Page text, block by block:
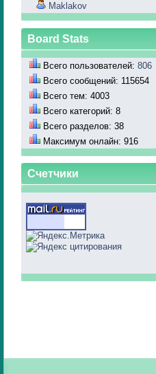
Maklakov
Board Stats
Всего пользователей: 806
Всего сообщений: 115654
Всего тем: 4003
Всего категорий: 8
Всего разделов: 38
Максимум онлайн: 916
Счетчики